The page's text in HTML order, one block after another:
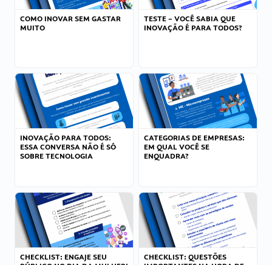
COMO INOVAR SEM GASTAR
MUITO
TESTE – VOCÊ SABIA QUE
INOVAÇÃO É PARA TODOS?
INOVAÇÃO PARA TODOS:
ESSA CONVERSA NÃO É SÓ
SOBRE TECNOLOGIA
CATEGORIAS DE EMPRESAS:
EM QUAL VOCÊ SE
ENQUADRA?
CHECKLIST: ENGAJE SEU
CHECKLIST: QUESTÕES